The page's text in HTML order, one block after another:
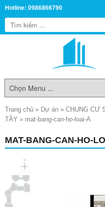
Hotline: 0986866790
Trang chủ » Dự án » CHUNG CƯ
TÂY » mat-bang-can-ho-loai-A
MAT-BANG-CAN-HO-